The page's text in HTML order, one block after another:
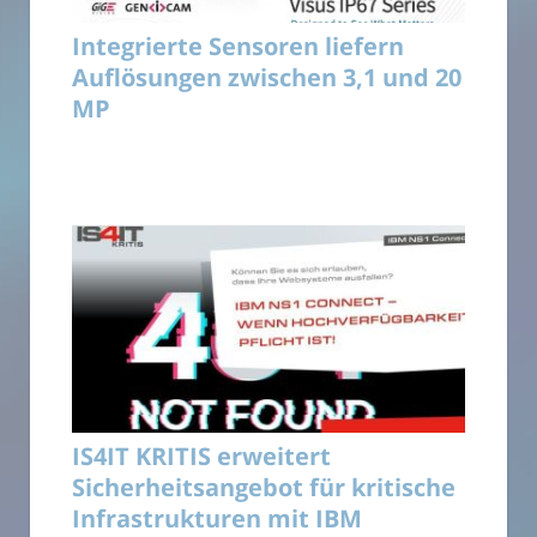
Integrierte Sensoren liefern
Auflösungen zwischen 3,1 und 20
MP
IS4IT KRITIS erweitert
Sicherheitsangebot für kritische
Infrastrukturen mit IBM